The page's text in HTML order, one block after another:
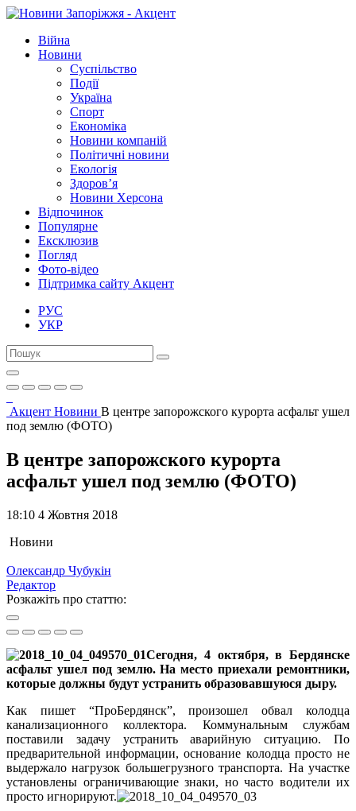
Війна
Новини
Суспільство
Події
Україна
Спорт
Економіка
Новини компаній
Політичні новини
Екологія
Здоров’я
Новини Херсона
Відпочинок
Популярне
Ексклюзив
Погляд
Фото-відео
Підтримка сайту Акцент
РУС
УКР
Акцент Новини В центре запорожского курорта асфальт ушел
под землю (ФОТО)
В центре запорожского курорта
асфальт ушел под землю (ФОТО)
18:10 4 Жовтня 2018
Новини
Олександр Чубукін
Редактор
Розкажіть про статтю:
Сегодня, 4 октября, в Бердянске
асфальт ушел под землю. На место приехали ремонтники,
которые должны будут устранить образовавшуюся дыру.
Как пишет “ПроБердянск”, произошел обвал колодца
канализационного коллектора. Коммунальным службам
поставили задачу устранить аварийную ситуацию. По
предварительной информации, основание колодца просто не
выдержало нагрузок большегрузного транспорта. На участке
установлены ограничивающие знаки, но часто водители их
просто игнорируют.